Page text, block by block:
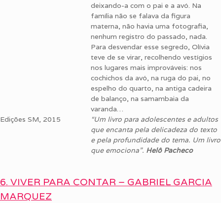
deixando-a com o pai e a avó. Na
família não se falava da figura
materna, não havia uma fotografia,
nenhum registro do passado, nada.
Para desvendar esse segredo, Olívia
teve de se virar, recolhendo vestígios
nos lugares mais improváveis: nos
cochichos da avó, na ruga do pai, no
espelho do quarto, na antiga cadeira
de balanço, na samambaia da
varanda…
Edições SM, 2015
“Um livro para adolescentes e adultos
que encanta pela delicadeza do texto
e pela profundidade do tema. Um livro
que emociona”. Helô Pacheco
6. VIVER PARA CONTAR – GABRIEL GARCIA
MARQUEZ